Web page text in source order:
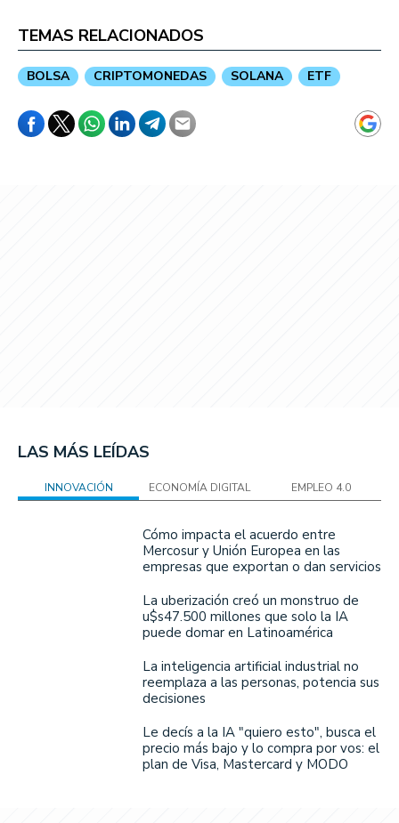
TEMAS RELACIONADOS
BOLSA CRIPTOMONEDAS SOLANA ETF
LAS MÁS LEÍDAS
INNOVACIÓN ECONOMÍA DIGITAL EMPLEO 4.0
Cómo impacta el acuerdo entre
Mercosur y Unión Europea en las
empresas que exportan o dan servicios
La uberización creó un monstruo de
u$s47.500 millones que solo la IA
puede domar en Latinoamérica
La inteligencia artificial industrial no
reemplaza a las personas, potencia sus
decisiones
Le decís a la IA "quiero esto", busca el
precio más bajo y lo compra por vos: el
plan de Visa, Mastercard y MODO